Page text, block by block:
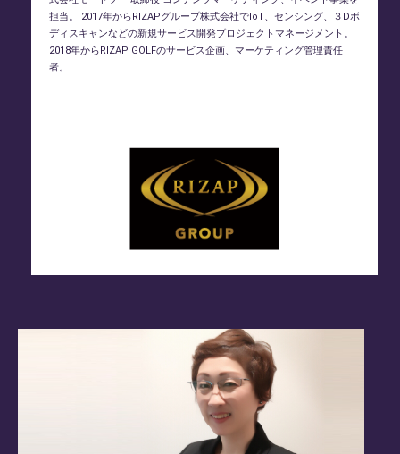
担当。 2017年からRIZAPグループ株式会社でIoT、センシング、３Dボ
ディスキャンなどの新規サービス開発プロジェクトマネージメント。
2018年からRIZAP GOLFのサービス企画、マーケティング管理責任
者。